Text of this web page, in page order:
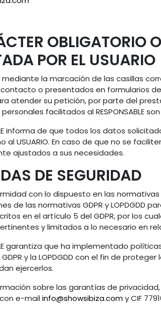
OBLIGATORIO
POR EL USUARIO
mediante la marcación de las casillas
o presentados en formularios
atender su petición, por parte del
facilitados al RESPONSABLE
informa de que todos los datos
al USUARIO. En caso de que no se
ajustados a sus necesidades.
DE SEGURIDAD
con lo dispuesto en las
de las normativas GDPR y
en el artículo 5 del GDPR, por los
y limitados a lo necesario en
garantiza que ha implementado
y la LOPDGDD con el fin de
ejercerlos.
sobre las garantías de privacidad,
con e-mailinfo@showsibiza.comy CIF